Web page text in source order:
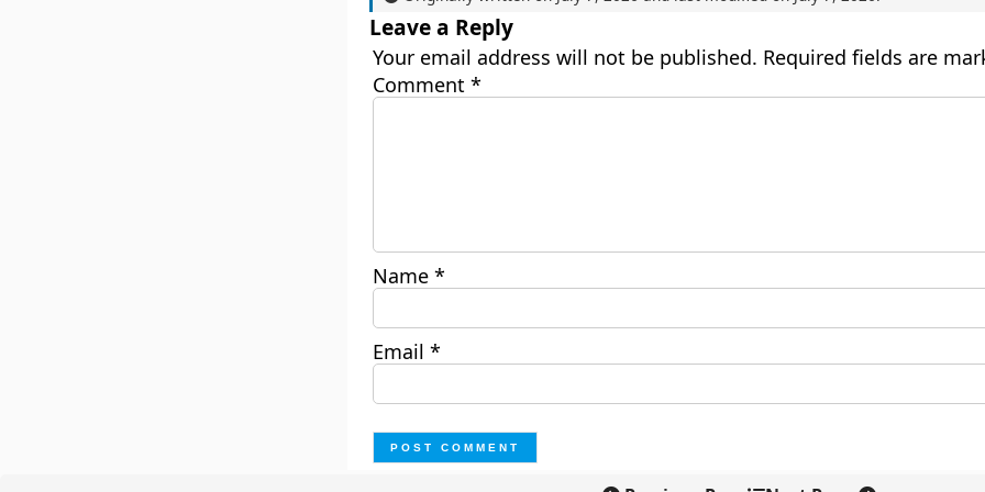
Leave a Reply
Your email address will not be published. Required fields are
Comment *
Name *
Email *